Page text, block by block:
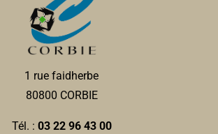
1 rue faidherbe
80800 CORBIE
Tél. : 03 22 96 43 00